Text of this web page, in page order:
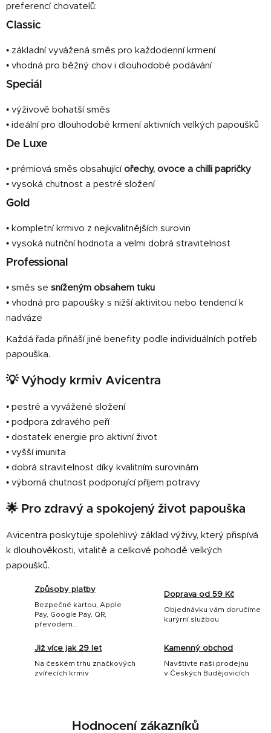
preferencí chovatelů:
Classic
• základní vyvážená směs pro každodenní krmení
• vhodná pro běžný chov i dlouhodobé podávání
Speciál
• výživově bohatší směs
• ideální pro dlouhodobé krmení aktivních velkých papoušků
De Luxe
• prémiová směs obsahující ořechy, ovoce a chilli papričky
• vysoká chutnost a pestré složení
Gold
• kompletní krmivo z nejkvalitnějších surovin
• vysoká nutriční hodnota a velmi dobrá stravitelnost
Professional
• směs se sníženým obsahem tuku
• vhodná pro papoušky s nižší aktivitou nebo tendencí k
nadváze
Každá řada přináší jiné benefity podle individuálních potřeb
papouška.
💡 Výhody krmiv Avicentra
• pestré a vyvážené složení
• podpora zdravého peří
• dostatek energie pro aktivní život
• vyšší imunita
• dobrá stravitelnost díky kvalitním surovinám
• výborná chutnost podporující příjem potravy
🌟 Pro zdravý a spokojený život papouška
Avicentra poskytuje spolehlivý základ výživy, který přispívá
k dlouhověkosti, vitalitě a celkové pohodě velkých
papoušků.
Způsoby platby
Bezpečné kartou, Apple
Pay, Google Pay, QR,
převodem...
Doprava od 59 Kč
Objednávku vám doručíme
kurýrní službou
Již více jak 29 let
Na českém trhu značkových
zvířecích krmiv
Kamenný obchod
Navštivte naši prodejnu
v Českých Budějovicích
Hodnocení zákazníků